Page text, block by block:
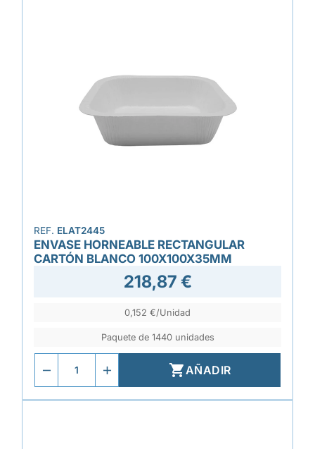
REF. ELAT2445
ENVASE HORNEABLE RECTANGULAR
CARTÓN BLANCO 100X100X35MM
218,87 €
0,152 €/Unidad
Paquete de 1440 unidades
AÑADIR